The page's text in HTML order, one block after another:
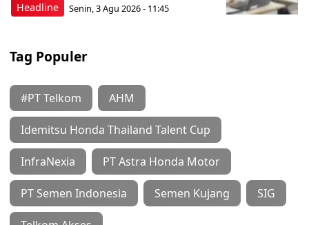
Headline Senin, 3 Agu 2026 - 11:45
Tag Populer
#PT Telkom AHM
Idemitsu Honda Thailand Talent Cup
InfraNexia PT Astra Honda Motor
PT Semen Indonesia Semen Kujang SIG